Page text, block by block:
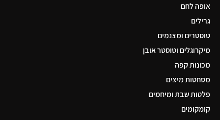
אופה לחם
גרילים
טוסטרים ומצנמים
מיקרוגלים וטוסטר אובן
מכונות קפה
מסחטות מיצים
פלטות שבת ומיחמים
קומקומים